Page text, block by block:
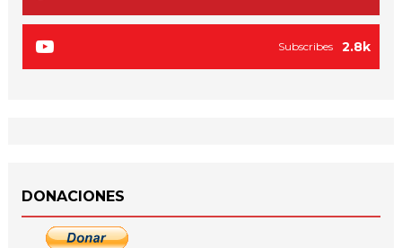
2.8k
Subscribes
DONACIONES